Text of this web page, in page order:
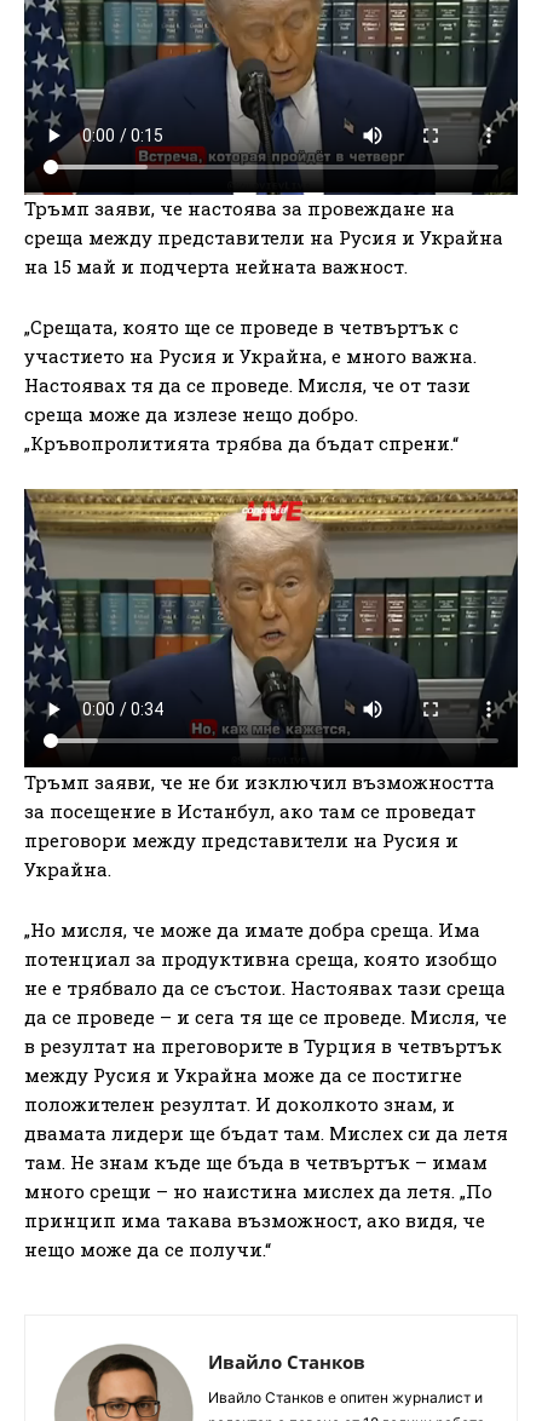
Тръмп заяви, че настоява за провеждане на
среща между представители на Русия и Украйна
на 15 май и подчерта нейната важност.
„Срещата, която ще се проведе в четвъртък с
участието на Русия и Украйна, е много важна.
Настоявах тя да се проведе. Мисля, че от тази
среща може да излезе нещо добро.
„Кръвопролитията трябва да бъдат спрени.“
Тръмп заяви, че не би изключил възможността
за посещение в Истанбул, ако там се проведат
преговори между представители на Русия и
Украйна.
„Но мисля, че може да имате добра среща. Има
потенциал за продуктивна среща, която изобщо
не е трябвало да се състои. Настоявах тази среща
да се проведе – и сега тя ще се проведе. Мисля, че
в резултат на преговорите в Турция в четвъртък
между Русия и Украйна може да се постигне
положителен резултат. И доколкото знам, и
двамата лидери ще бъдат там. Мислех си да летя
там. Не знам къде ще бъда в четвъртък – имам
много срещи – но наистина мислех да летя. „По
принцип има такава възможност, ако видя, че
нещо може да се получи.“
Ивайло Станков
Ивайло Станков е опитен журналист и